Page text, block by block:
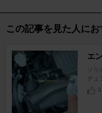
この記事を見た人に
エ
ソリ
デュ
3